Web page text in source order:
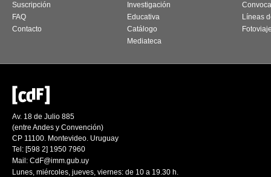
Suscripción
FAQ
Contacto
Investigación
Educativa
Catálogo
Mediateca
Líneas
Av. 18 de Julio 885
(entre Andes y Convención)
CP 11100. Montevideo. Uruguay
Tel: [598 2] 1950 7960
Mail: CdF@imm.gub.uy
Lunes, miércoles, jueves, viernes: de 10 a 19.30 h.